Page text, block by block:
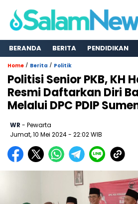
BERANDA BERITA PENDIDIKAN
Home / Berita / Politik
Politisi Senior PKB, KH
Resmi Daftarkan Diri
Melalui DPC PDIP
WR - Pewarta
Jumat, 10 Mei 2024- 22:02 WIB